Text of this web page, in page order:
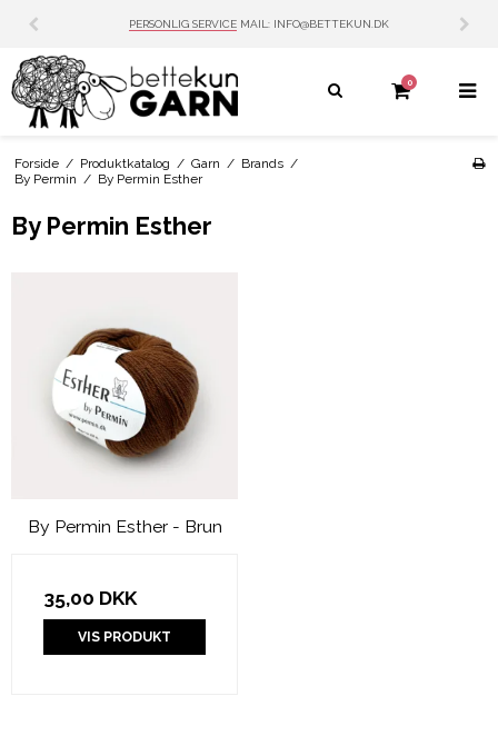
PERSONLIG SERVICE MAIL: INFO@BETTEKUN.DK
0
Forside / Produktkatalog / Garn / Brands /
By Permin / By Permin Esther
By Permin Esther
By Permin Esther - Brun
35,00 DKK
VIS PRODUKT